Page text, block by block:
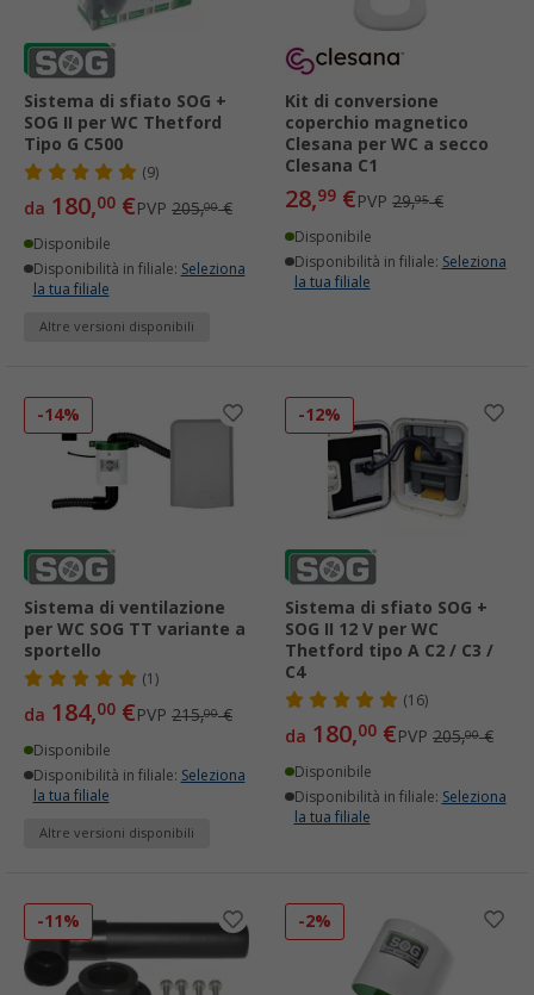
Sistema di sfiato SOG +
SOG II per WC Thetford
Tipo G C500
(9)
da 180,00 €PVP 205,00€
Disponibile
Disponibilità in filiale: Seleziona
la tua filiale
Altre versioni disponibili
Kit di conversione
coperchio magnetico
Clesana per WC a secco
Clesana C1
28,99 €PVP 29,95€
Disponibile
Disponibilità in filiale: Seleziona
la tua filiale
-14%
Sistema di ventilazione
per WC SOG TT variante a
sportello
(1)
da 184,00 €PVP 215,00€
Disponibile
Disponibilità in filiale: Seleziona
la tua filiale
Altre versioni disponibili
-12%
Sistema di sfiato SOG +
SOG II 12 V per WC
Thetford tipo A C2 / C3 /
C4
(16)
da 180,00 €PVP 205,00€
Disponibile
Disponibilità in filiale: Seleziona
la tua filiale
-11% -2%